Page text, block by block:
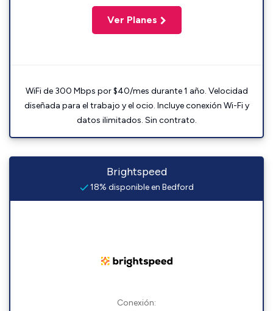
Ver Planes
WiFi de 300 Mbps por $40/mes durante 1 año. Velocidad
diseñada para el trabajo y el ocio. Incluye conexión Wi-Fi y
datos ilimitados. Sin contrato.
Brightspeed
18% disponible en Bedford
Conexión: